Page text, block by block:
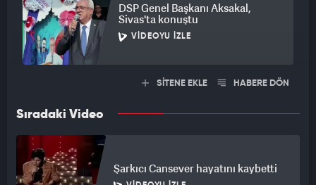
DSP Genel Başkanı Aksakal,
Sivas'ta konuştu
VIDEOYU İZLE
SİTENE EKLE HABERE DÖN
Sıradaki Video
Şarkıcı Cansever hayatını kaybetti